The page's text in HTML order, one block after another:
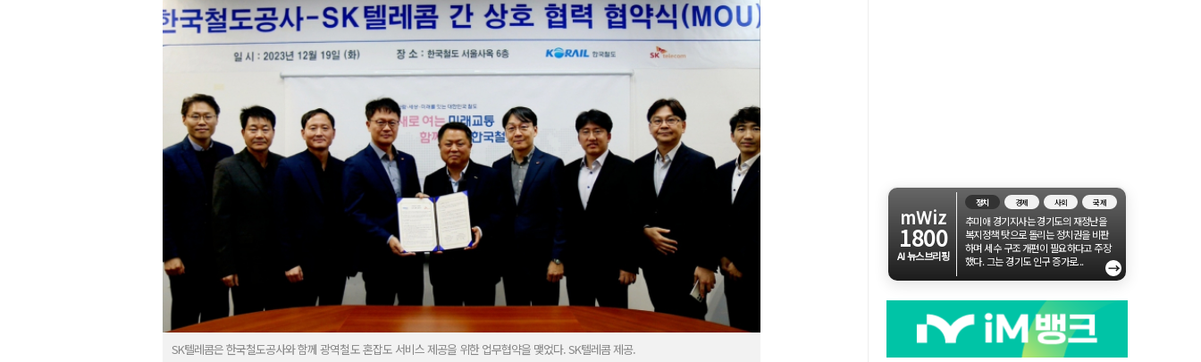
SK텔레콤은 한국철도공사와 함께 광역철도 혼잡도 서비스 제공을 위한 업무협약을 맺었다. SK텔레콤 제공.
mWiz
1800
AI 뉴스브리핑
정치 경제 사회 국제
추미애 경기지사는 경기도의 재정난을
복지정책 탓으로 돌리는 정치권을 비판
하며 세수 구조 개편이 필요하다고 주장
했다. 그는 경기도 인구 증가로...
→